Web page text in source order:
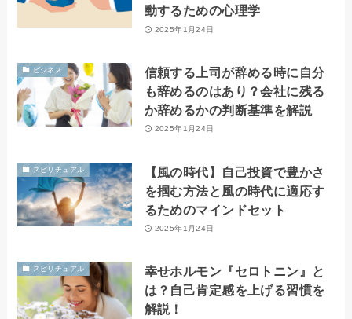
動するための心理学
2025年1月24日
ビジネス
信頼する上司が辞める時に自分
も辞めるのはあり？会社に残る
か辞めるかの判断基準を解説
2025年1月24日
スピリチュアル
【風の時代】自己投資で豊かさ
を掴む方法と風の時代に適応す
るためのマインドセット
2025年1月24日
スピリチュアル
幸せホルモン『セロトニン』と
は？自己肯定感を上げる習慣を
解説！